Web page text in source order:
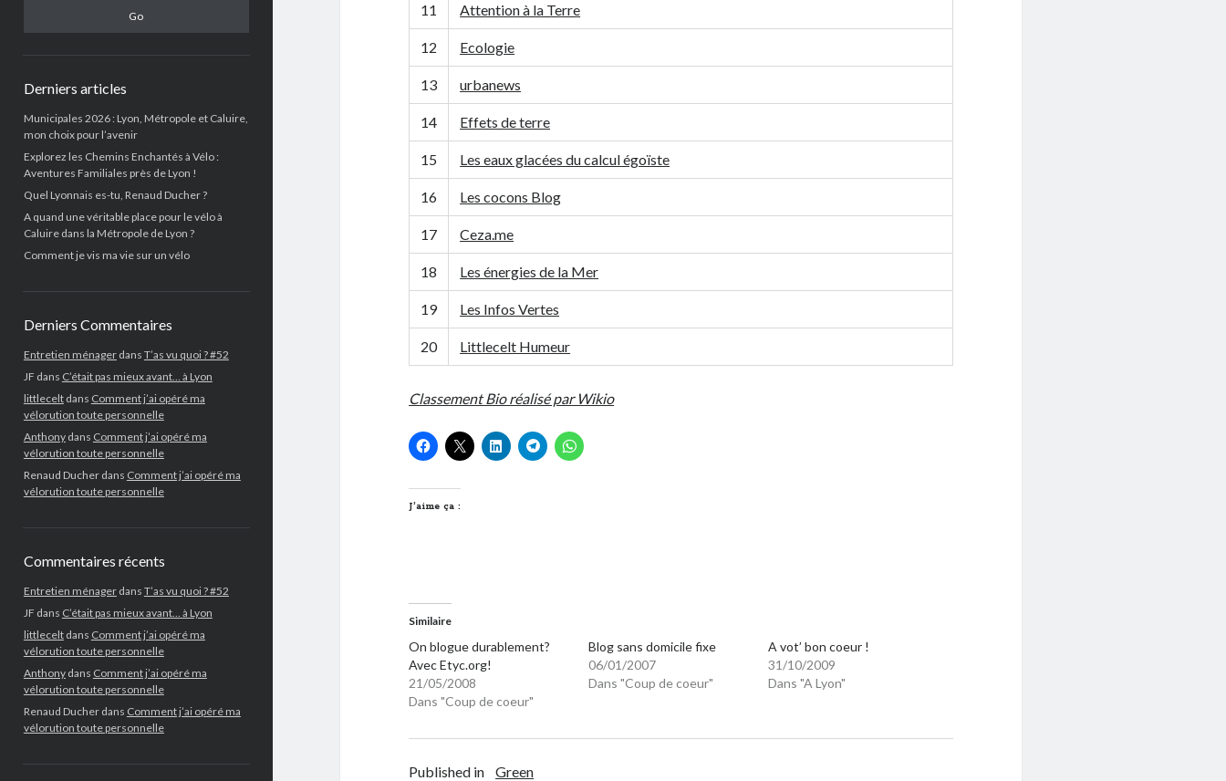
Derniers articles
Municipales 2026 : Lyon, Métropole et Caluire,
mon choix pour l’avenir
Explorez les Chemins Enchantés à Vélo :
Aventures Familiales près de Lyon !
Quel Lyonnais es-tu, Renaud Ducher ?
A quand une véritable place pour le vélo à
Caluire dans la Métropole de Lyon ?
Comment je vis ma vie sur un vélo
Derniers Commentaires
Entretien ménagerdans T’as vu quoi ? #52
JF dans C’était pas mieux avant… à Lyon
littleceltdans Comment j’ai opéré ma
vélorution toute personnelle
Anthonydans Comment j’ai opéré ma
vélorution toute personnelle
Renaud Ducherdans Comment j’ai opéré ma
vélorution toute personnelle
Commentaires récents
Entretien ménagerdans T’as vu quoi ? #52
JF dans C’était pas mieux avant… à Lyon
littleceltdans Comment j’ai opéré ma
vélorution toute personnelle
Anthonydans Comment j’ai opéré ma
vélorution toute personnelle
Renaud Ducherdans Comment j’ai opéré ma
vélorution toute personnelle
11 Attention à la Terre
12 Ecologie
13 urbanews
14 Effets de terre
15 Les eaux glacées du calcul égoïste
16 Les cocons Blog
17 Ceza.me
18 Les énergies de la Mer
19 Les Infos Vertes
20 Littlecelt Humeur
Classement Bio réalisé par Wikio
J’aime ça :
Similaire
On blogue durablement?
Avec Etyc.org!
21/05/2008
Dans "Coup de coeur"
Blog sans domicile fixe
06/01/2007
Dans "Coup de coeur"
A vot’ bon coeur !
31/10/2009
Dans "A Lyon"
Published in Green